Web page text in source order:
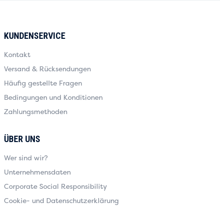
KUNDENSERVICE
Kontakt
Versand & Rücksendungen
Häufig gestellte Fragen
Bedingungen und Konditionen
Zahlungsmethoden
ÜBER UNS
Wer sind wir?
Unternehmensdaten
Corporate Social Responsibility
Cookie- und Datenschutzerklärung